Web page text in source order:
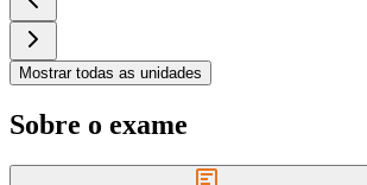
Mostrar todas as unidades
Sobre o exame